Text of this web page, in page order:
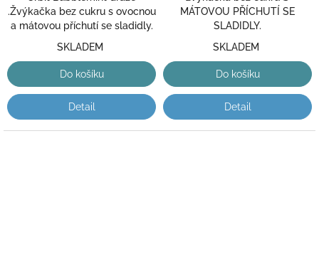
.Žvýkačka bez cukru s ovocnou
a mátovou příchutí se sladidly.
SKLADEM
Do košíku
Detail
MÁTOVOU PŘÍCHUTÍ SE
SLADIDLY.
SKLADEM
Do košíku
Detail